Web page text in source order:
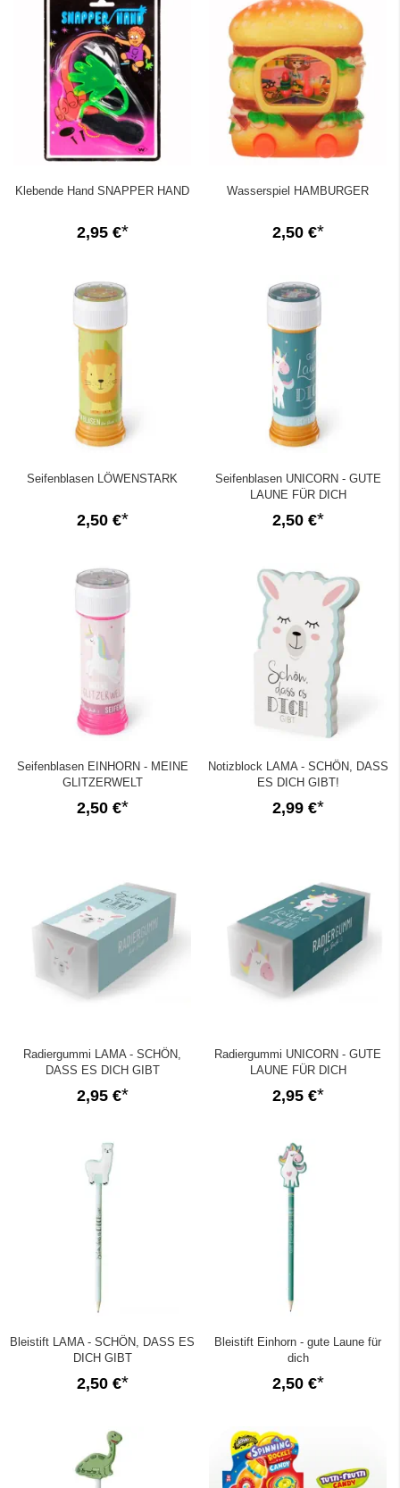
Klebende Hand SNAPPER HAND
2,95 €
Wasserspiel HAMBURGER
2,50 €
Seifenblasen LÖWENSTARK
2,50 €
Seifenblasen UNICORN - GUTE
LAUNE FÜR DICH
2,50 €
Seifenblasen EINHORN - MEINE
GLITZERWELT
2,50 €
Notizblock LAMA - SCHÖN, DASS
ES DICH GIBT!
2,99 €
Radiergummi LAMA - SCHÖN,
DASS ES DICH GIBT
2,95 €
Radiergummi UNICORN - GUTE
LAUNE FÜR DICH
2,95 €
Bleistift LAMA - SCHÖN, DASS ES
DICH GIBT
2,50 €
Bleistift Einhorn - gute Laune für
dich
2,50 €